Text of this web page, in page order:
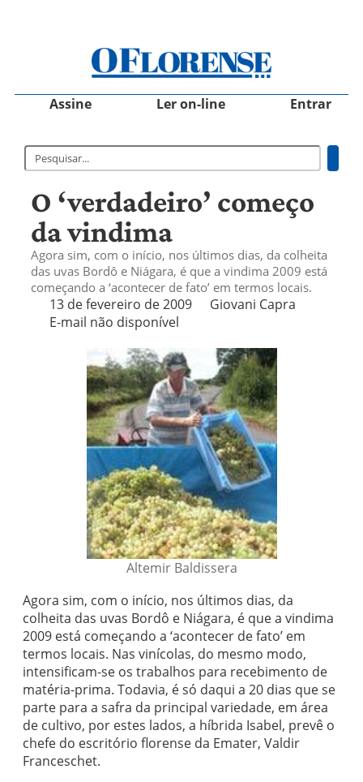
Assine Ler on-line Entrar
O ‘verdadeiro’ começo
da vindima
Agora sim, com o início, nos últimos dias, da colheita
das uvas Bordô e Niágara, é que a vindima 2009 está
começando a ‘acontecer de fato’ em termos locais.
13 de fevereiro de 2009
Giovani Capra
E-mail não disponível
Altemir Baldissera
Agora sim, com o início, nos últimos dias, da
colheita das uvas Bordô e Niágara, é que a vindima
2009 está começando a ‘acontecer de fato’ em
termos locais. Nas vinícolas, do mesmo modo,
intensificam-se os trabalhos para recebimento de
matéria-prima. Todavia, é só daqui a 20 dias que se
parte para a safra da principal variedade, em área
de cultivo, por estes lados, a híbrida Isabel, prevê o
chefe do escritório florense da Emater, Valdir
Franceschet.